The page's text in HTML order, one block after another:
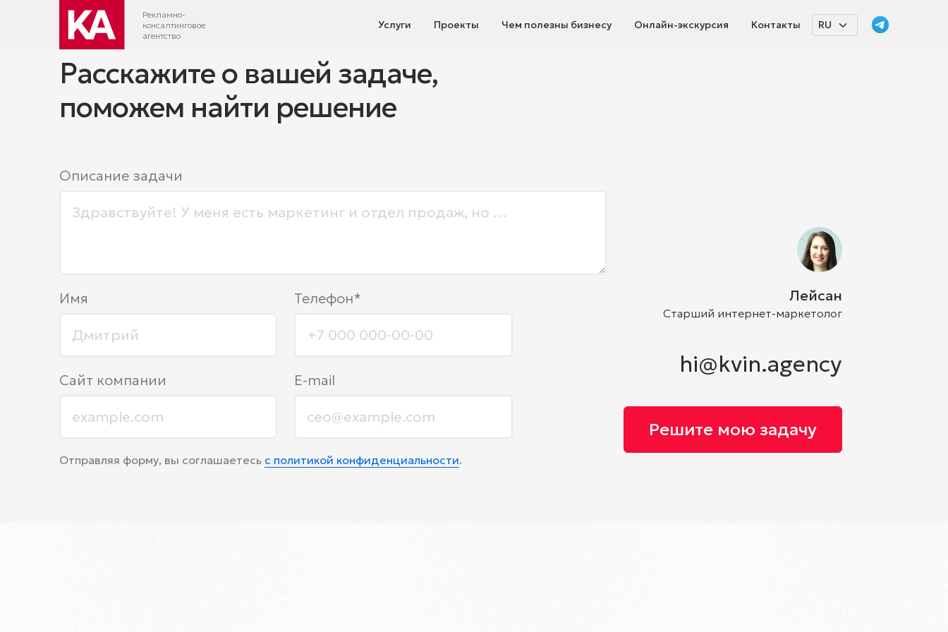
Рекламно-
консалтинговое
агентство
Услуги Проекты Чем полезны бизнесу Онлайн-экскурсия Контакты
Расскажите о вашей задаче,
поможем найти решение
Описание задачи
Имя Телефон*
Сайт компании E-mail
Отправляя форму, вы соглашаетесь с политикой конфиденциальности.
Лейсан
Старший интернет-маркетолог
hi@kvin.agency
Решите мою задачу